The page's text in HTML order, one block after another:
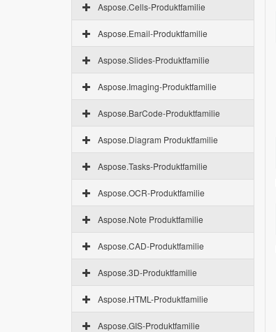
Aspose.Cells-Produktfamilie
Aspose.Email-Produktfamilie
Aspose.Slides-Produktfamilie
Aspose.Imaging-Produktfamilie
Aspose.BarCode-Produktfamilie
Aspose.Diagram Produktfamilie
Aspose.Tasks-Produktfamilie
Aspose.OCR-Produktfamilie
Aspose.Note Produktfamilie
Aspose.CAD-Produktfamilie
Aspose.3D-Produktfamilie
Aspose.HTML-Produktfamilie
Aspose.GIS-Produktfamilie